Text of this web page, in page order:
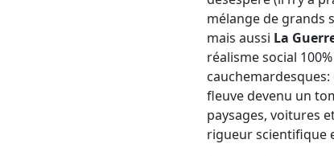
mélange de grands
mais aussi La
réalisme social
fleuve devenu un
paysages, voitures
rigueur scientifique